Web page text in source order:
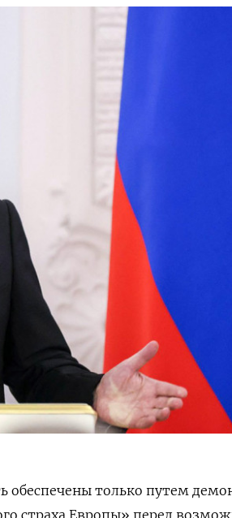
обеспечены только путем